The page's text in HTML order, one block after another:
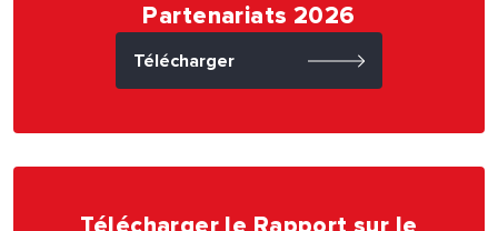
Partenariats 2026
Télécharger